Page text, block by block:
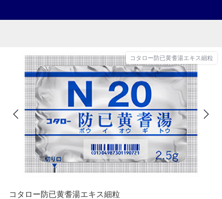
コタロー防已黄耆湯エキス細粒
コタロー防已黄耆湯エキス細粒